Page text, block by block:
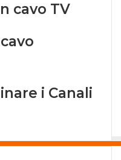
cavo TV
i Canali